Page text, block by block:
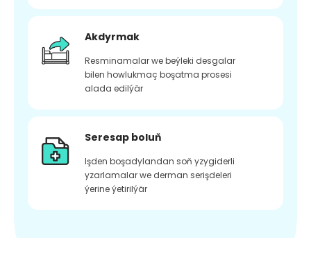
Akdyrmak
Resminamalar we beýleki desgalar
bilen howlukmaç boşatma prosesi
alada edilýär
Seresap boluň
Işden boşadylandan soň yzygiderli
yzarlamalar we derman serişdeleri
ýerine ýetirilýär